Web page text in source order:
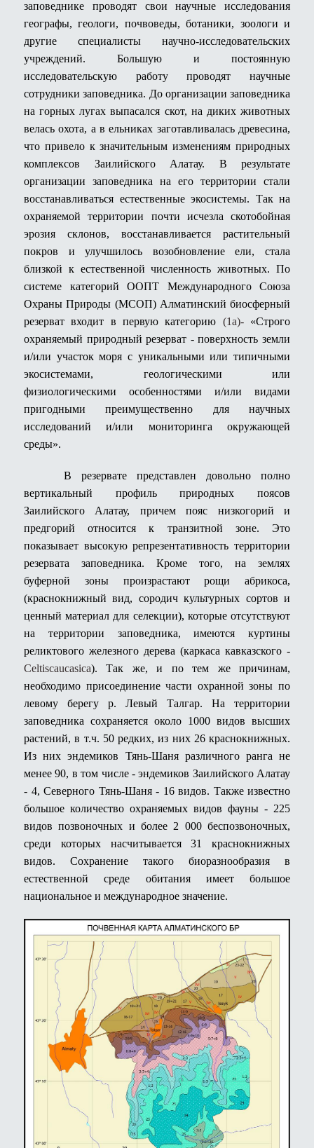
заповеднике проводят свои научные исследования
географы, геологи, почвоведы, ботаники, зоологи и
другие специалисты научно-исследовательских
учреждений. Большую и постоянную
исследовательскую работу проводят научные
сотрудники заповедника. До организации заповедника
на горных лугах выпасался скот, на диких животных
велась охота, а в ельниках заготавливалась древесина,
что привело к значительным изменениям природных
комплексов Заилийского Алатау. В результате
организации заповедника на его территории стали
восстанавливаться естественные экосистемы. Так на
охраняемой территории почти исчезла скотобойная
эрозия склонов, восстанавливается растительный
покров и улучшилось возобновление ели, стала
близкой к естественной численность животных. По
системе категорий ООПТ Международного Союза
Охраны Природы (МСОП) Алматинский биосферный
резерват входит в первую категорию (1а)-
«Строго
охраняемый природный резерват -поверхность земли
и/или участок моря с уникальными или типичными
экосистемами, геологическими или
физиологическими особенностями и/или видами
пригодными преимущественно для научных
исследований и/или мониторинга окружающей
среды».
В резервате представлен довольно полно
вертикальный профиль природных поясов
Заилийского Алатау, причем пояс низкогорий и
предгорий относится к транзитной зоне. Это
показывает высокую репрезентативность территории
резервата заповедника. Кроме того, на землях
буферной зоны произрастают рощи абрикоса,
(краснокнижный вид, сородич культурных сортов и
ценный материал для селекции), которые отсутствуют
на территории заповедника, имеются куртины
реликтового железного дерева (каркаса кавказского -
Celtiscaucasica). Так же, и по тем же причинам,
необходимо присоединение части охранной зоны по
левому берегу р. Левый Талгар. На территории
заповедника сохраняется около 1000 видов высших
растений, в т.ч. 50 редких, из них 26 краснокнижных.
Из них эндемиков Тянь-Шаня различного ранга не
менее 90, в том числе - эндемиков Заилийского Алатау
- 4, Северного Тянь-Шаня - 16 видов. Также известно
большое количество охраняемых видов фауны - 225
видов позвоночных и более 2 000 беспозвоночных,
среди которых насчитывается 31 краснокнижных
видов. Сохранение такого биоразнообразия в
естественной среде обитания имеет большое
национальное и международное значение.